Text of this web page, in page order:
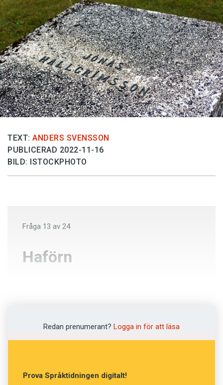
Prenumerera
Läs Språktidningen digitalt
Press
TEXT: ANDERS SVENSSON
PUBLICERAD 2022-11-16
BILD: ISTOCKPHOTO
Fråga 13 av 24
Haförn
Havsörn
Redan prenumerant? Logga in för att läsa
Prova Språktidningen digitalt!